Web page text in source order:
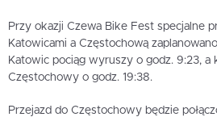
Przy okazji Czewa Bike Fest specjalne
Katowicami a Częstochową
Katowic pociąg wyruszy o godz. 9:23,
Częstochowy o godz. 19:38.
Przejazd do Częstochowy będzie